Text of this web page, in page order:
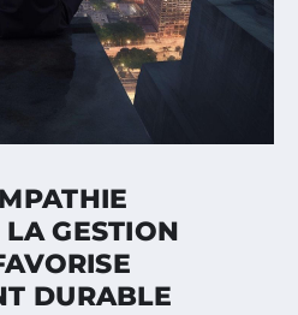
GESTION
DURABLE